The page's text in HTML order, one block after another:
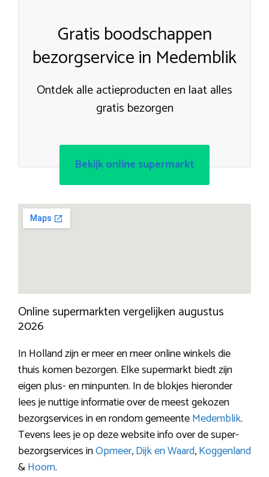
Gratis boodschappen
bezorgservice in Medemblik
Ontdek alle actieproducten en laat alles
gratis bezorgen
Bekijk online supermarkt
Online supermarkten vergelijken augustus
2026
In Holland zijn er meer en meer online winkels die
thuis komen bezorgen. Elke supermarkt biedt zijn
eigen plus- en minpunten. In de blokjes hieronder
lees je nuttige informatie over de meest gekozen
bezorgservices in en rondom gemeenteMedemblik.
Tevens lees je op deze website info over de super-
bezorgservices inOpmeer,Dijk en Waard,Koggenland
&Hoorn.